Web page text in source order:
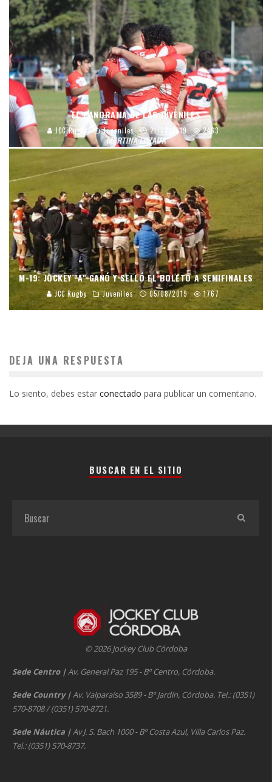
EL PANORAMA DE LAS JUVENILES
JCC Rugby Juveniles 21/08/2019 2463
M-19: JOCKEY "A" GANÓ Y SELLÓ EL BOLETO A SEMIFINALES
JCC Rugby Juveniles 05/08/2019 1767
DEJA UNA RESPUESTA
Lo siento, debes estar conectado para publicar un comentario.
BUSCAR EN EL SITIO
© 2026 Jockey Club Córdoba
Sede Centro |Av. General Paz 195 - Bº Centro, Córdoba.
Sede Country |Av. Valparaíso 3589 - Bº Jardín, Córdoba. Tel.: (0351)
570-8708 / (0351) 570-8721.
Sede Náutica |Av J. S. Bach 1000 - Bº Costa Azul, Villa Carlos Paz.
Tel.: (0351) 570-8737.